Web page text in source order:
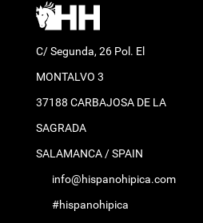
C/ Segunda, 26 Pol. El
MONTALVO 3
37188 CARBAJOSA DE LA
SAGRADA
SALAMANCA / SPAIN
info@hispanohipica.com
#hispanohipica